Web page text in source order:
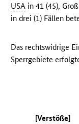
USA in 41 (45),
in drei (1) Fällen
Das rechtswidrige
Sperrgebiete
[Verstöße]